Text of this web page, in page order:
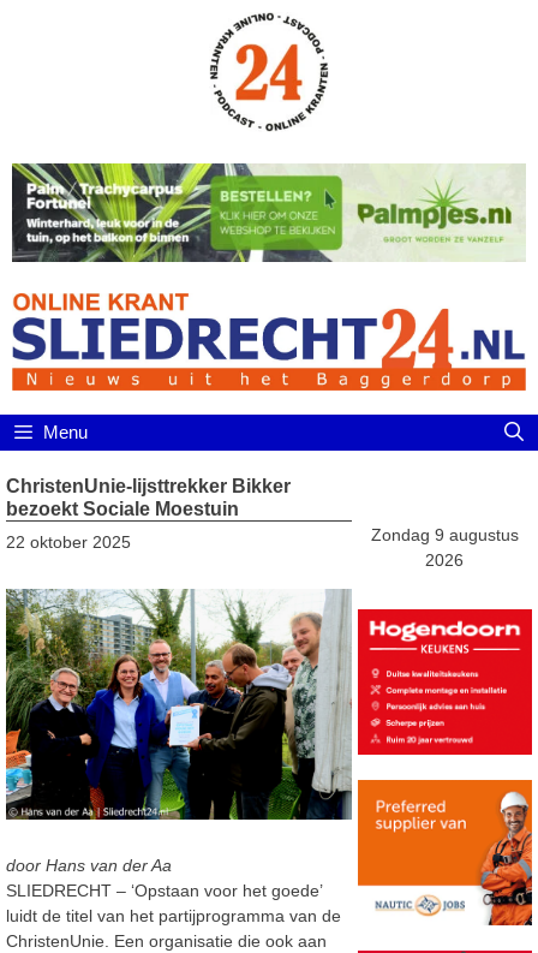
Menu
ChristenUnie-lijsttrekker Bikker
bezoekt Sociale Moestuin
22 oktober 2025
door Hans van der Aa
SLIEDRECHT – ‘Opstaan voor het goede’
luidt de titel van het partijprogramma van de
ChristenUnie. Een organisatie die ook aan
Zondag 9 augustus
2026